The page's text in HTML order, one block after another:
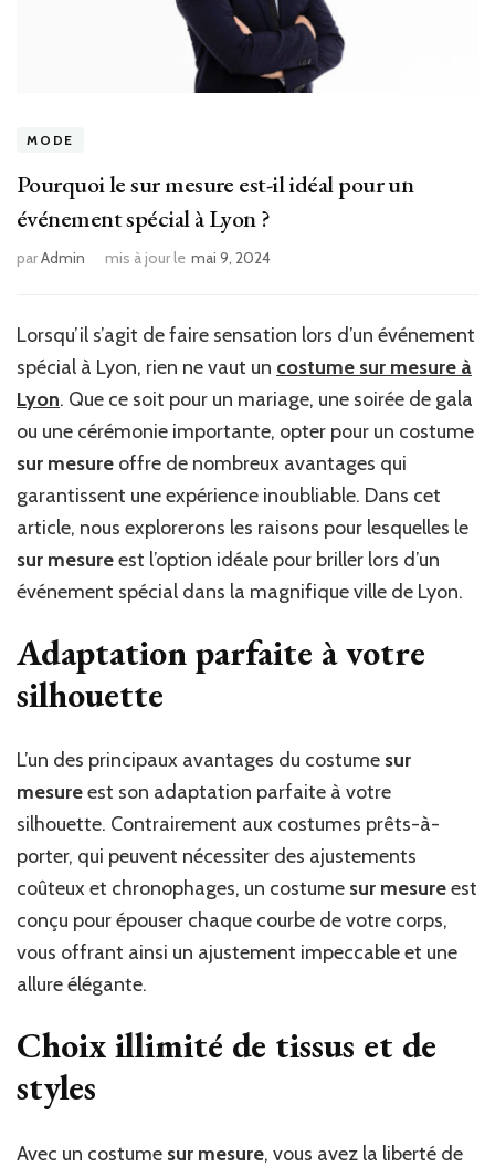
MODE
Pourquoi le sur mesure est-il idéal pour un
événement spécial à Lyon ?
parAdmin mis à jour le mai 9, 2024
Lorsqu’il s’agit de faire sensation lors d’un événement
spécial à Lyon, rien ne vaut un costume sur mesure à
Lyon. Que ce soit pour un mariage, une soirée de gala
ou une cérémonie importante, opter pour un costume
sur mesure offre de nombreux avantages qui
garantissent une expérience inoubliable. Dans cet
article, nous explorerons les raisons pour lesquelles le
sur mesureest l’option idéale pour briller lors d’un
événement spécial dans la magnifique ville de Lyon.
Adaptation parfaite à votre
silhouette
L’un des principaux avantages du costume sur
mesureest son adaptation parfaite à votre
silhouette. Contrairement aux costumes prêts-à-
porter, qui peuvent nécessiter des ajustements
coûteux et chronophages, un costume sur mesureest
conçu pour épouser chaque courbe de votre corps,
vous offrant ainsi un ajustement impeccable et une
allure élégante.
Choix illimité de tissus et de
styles
Avec un costume sur mesure, vous avez la liberté de